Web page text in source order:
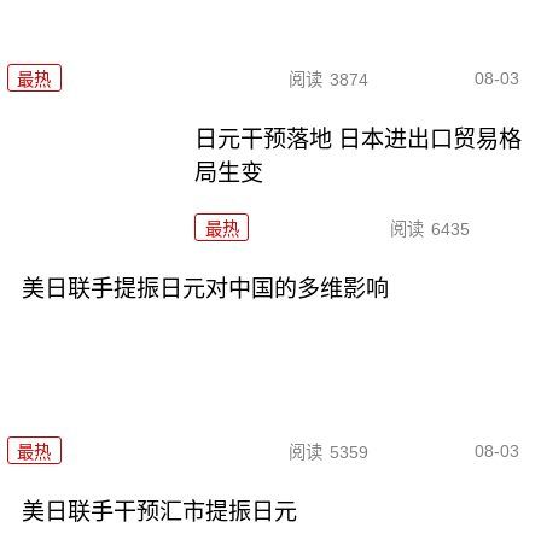
最热 阅读 3874 08-03
日元干预落地 日本进出口贸易格
局生变
最热 阅读 6435
美日联手提振日元对中国的多维影响
最热 阅读 5359 08-03
美日联手干预汇市提振日元